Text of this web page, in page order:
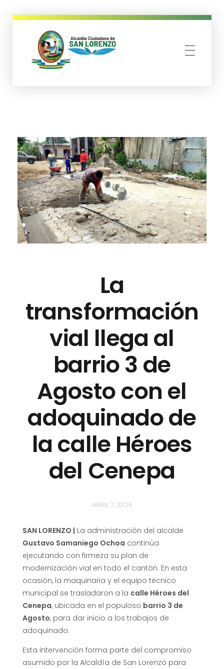
La
transformación
vial llega al
barrio 3 de
Agosto con el
adoquinado de
la calle Héroes
del Cenepa
ABRIL 7, 2026
SAN LORENZO | La administración del alcalde
Gustavo Samaniego Ochoa continúa
ejecutando con firmeza su plan de
modernización vial en todo el cantón. En esta
ocasión, la maquinaria y el equipo técnico
municipal se trasladaron a la calle Héroes del
Cenepa, ubicada en el populoso barrio 3 de
Agosto, para dar inicio a los trabajos de
adoquinado.
Esta intervención forma parte del compromiso
asumido por la Alcaldía de San Lorenzo para